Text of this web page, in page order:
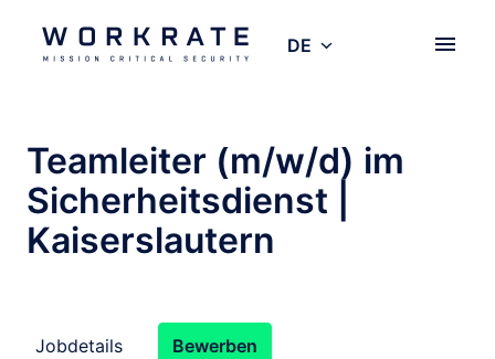
Inhalt
springenStartseite DE
Teamleiter (m/w/d) im
Sicherheitsdienst |
Kaiserslautern
Jobdetails Bewerben